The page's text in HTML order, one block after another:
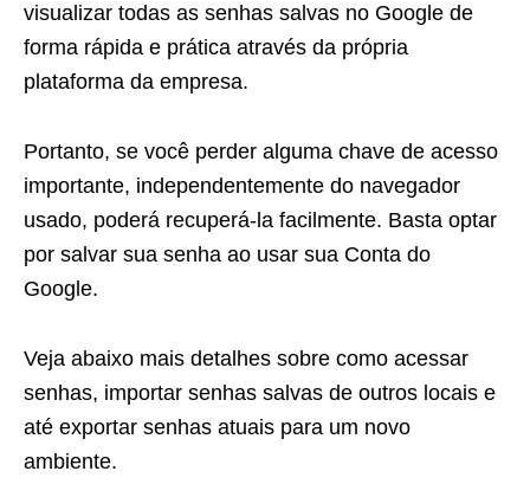
visualizar todas as senhas salvas no Google de
forma rápida e prática através da própria
plataforma da empresa.
Portanto, se você perder alguma chave de acesso
importante, independentemente do navegador
usado, poderá recuperá-la facilmente. Basta optar
por salvar sua senha ao usar sua Conta do
Google.
Veja abaixo mais detalhes sobre como acessar
senhas, importar senhas salvas de outros locais e
até exportar senhas atuais para um novo
ambiente.